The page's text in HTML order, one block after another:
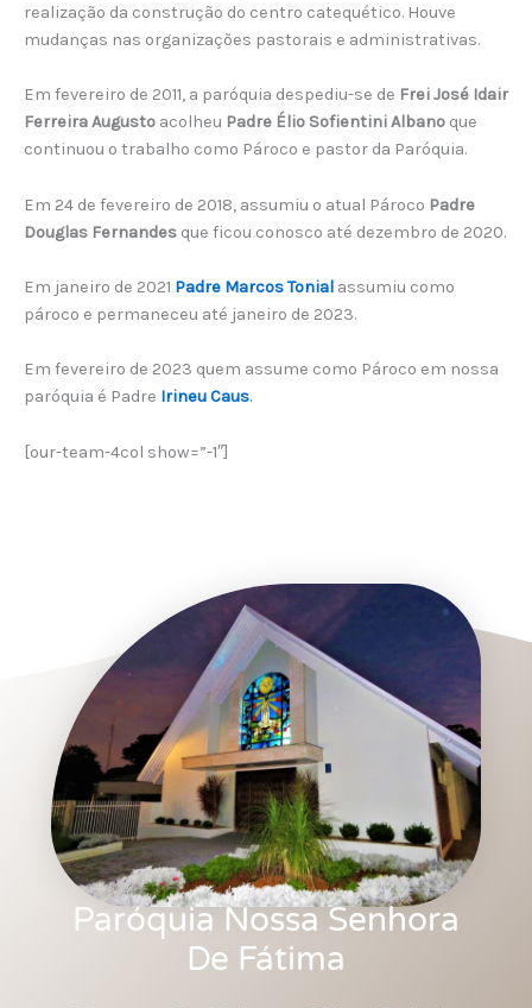
realização da construção do centro catequético. Houve
mudanças nas organizações pastorais e administrativas.
Em fevereiro de 2011, a paróquia despediu-se de Frei José Idair
Ferreira Augusto acolheu Padre Élio Sofientini Albano que
continuou o trabalho como Pároco e pastor da Paróquia.
Em 24 de fevereiro de 2018, assumiu o atual Pároco Padre
Douglas Fernandes que ficou conosco até dezembro de 2020.
Em janeiro de 2021 Padre Marcos Tonial assumiu como
pároco e permaneceu até janeiro de 2023.
Em fevereiro de 2023 quem assume como Pároco em nossa
paróquia é Padre Irineu Caus.
[our-team-4col show=”-1″]
Paróquia Nossa Senhora
De Fátima